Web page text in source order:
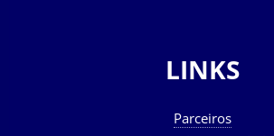
LINKS
Parceiros